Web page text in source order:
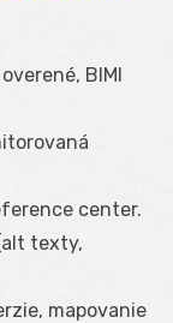
BIMI
center.
texty,
mapovanie